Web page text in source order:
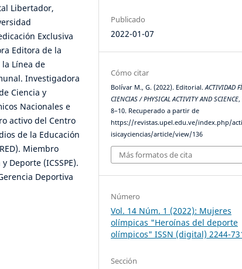
Libertador,
Exclusiva
Editora de la
la Línea de
Investigadora
Ciencia y
Nacionales e
activo del Centro
de la Educación
Miembro
Deporte (ICSSPE).
Deportiva
Publicado
2022-01-07
Cómo citar
Bolívar M., G. (2022). Editorial.ACTIVIDAD
CIENCIAS / PHYSICAL ACTIVITY AND SCIENCE,
8–10. Recuperado a partir de
https://revistas.upel.edu.ve/index.php/
isicayciencias/article/view/136
Más formatos de cita
Número
Vol. 14 Núm. 1 (2022): Mujeres
olímpicas "Heroínas del deporte
olímpicos" ISSN (digital) 2244-
Sección